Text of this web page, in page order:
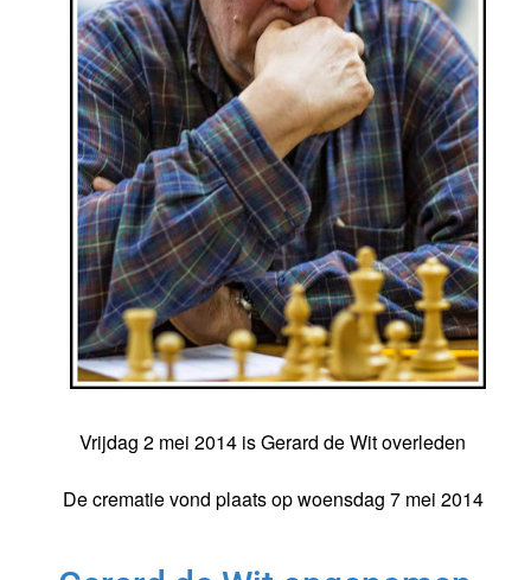
Vrijdag 2 mei 2014 is Gerard de Wit overleden
De crematie vond plaats op woensdag 7 mei 2014